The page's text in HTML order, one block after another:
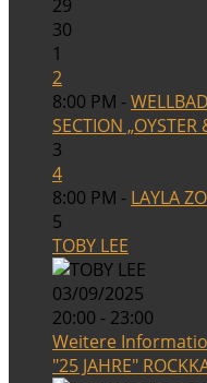
29
30
1
2
8:00 PM -
SECTION
3
4
8:00 PM - LAYLA
5
TOBY LEE
03/09/2025
20:00 - 23:00
Weitere
"25 JAHRE"